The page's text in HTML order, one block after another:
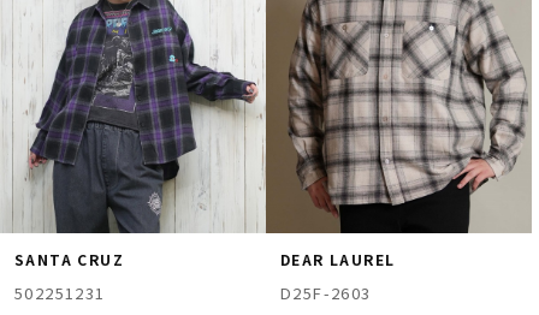
SANTA CRUZ
502251231
DEAR LAUREL
D25F-2603